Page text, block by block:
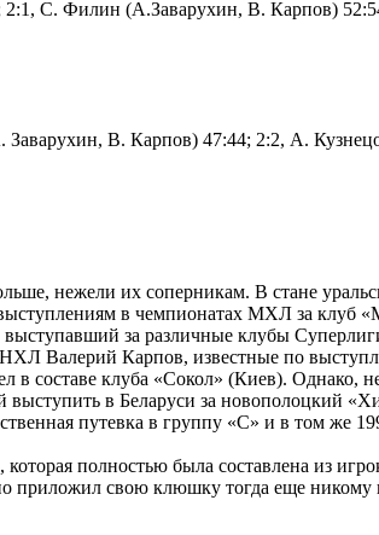
С. Филин (А.Заварухин, В. Карпов)
В. Карпов) 47:44; 2:2, А.
нежели их соперникам. В стане
в чемпионатах МХЛ за клуб
за различные клубы
Валерий Карпов, известные по
составе клуба «Сокол» (Киев). Однако,
в Беларуси за новополоцкий
путевка в группу «С» и в том же
полностью была составлена из
приложил свою клюшку тогда еще